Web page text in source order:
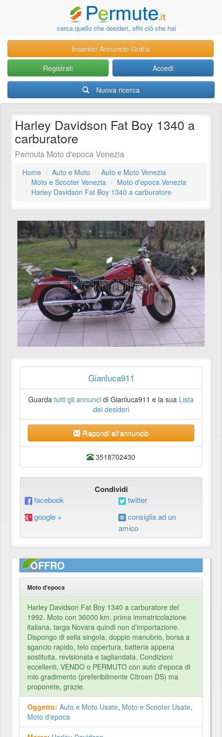
cerca quello che desideri, offri ciò che hai
Inserisci Annuncio Gratis
Registrati
Accedi
Nuova ricerca
Harley Davidson Fat Boy 1340 a
carburatore
Permuta Moto d'epoca Venezia
Home Auto e Moto
Auto e Moto Venezia
Moto e Scooter Venezia
Moto d'epoca Venezia
Harley Davidson Fat Boy 1340 a carburatore
Gianluca911
Guarda tutti gli annunci di Gianluca911 e la sua Lista
dei desideri
Rispondi all'annuncio
3518702430
Condividi
facebook
twitter
google +
consiglia ad un
amico
OFFRO
Moto d'epoca
Harley Davidson Fat Boy 1340 a carburatore del
1992. Moto con 36000 km, prima immatricolazione
italiana, targa Novara quindi non d'importazione.
Dispongo di sella singola, doppio manubrio, borsa a
sgancio rapido, telo copertura, batteria appena
sostituita, revisionata e tagliandata. Condizioni
eccellenti, VENDO o PERMUTO con auto d'epoca di
mio gradimento (preferibilmente Citroen DS) ma
proponete, grazie.
Oggetto: Auto e Moto Usate, Moto e Scooter Usate,
Moto d'epoca